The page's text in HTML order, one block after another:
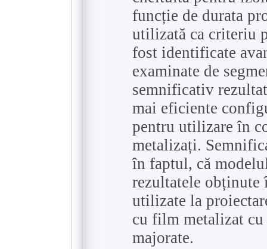
funcție de durata
utilizată ca criteriu
fost identificate
examinate de
semnificativ
mai eficiente
pentru utilizare în
metalizați.
în faptul, că
rezultatele
utilizate la
cu film metalizat
majorate.